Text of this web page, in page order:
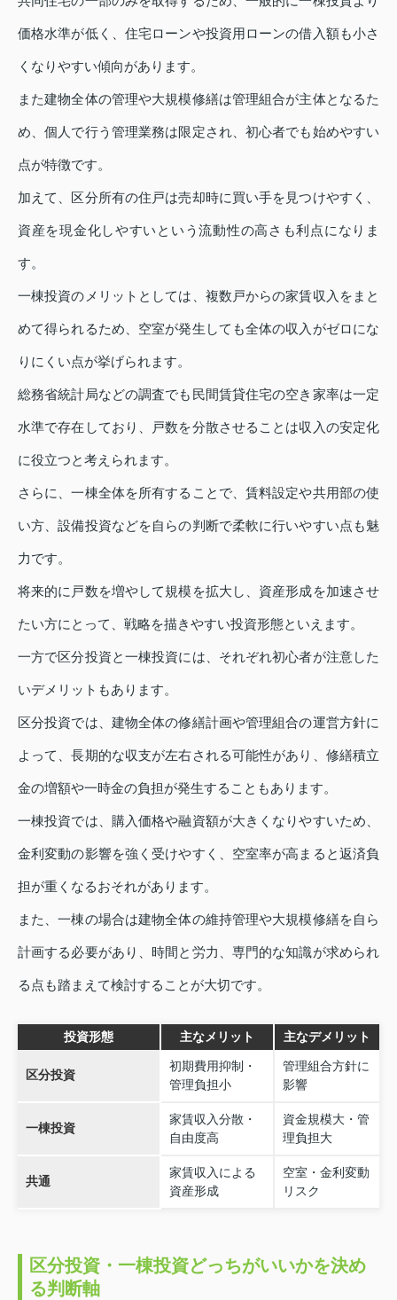
価格水準が低く、住宅ローンや投資用ローンの借入額も小さ
くなりやすい傾向があります。
また建物全体の管理や大規模修繕は管理組合が主体となるた
め、個人で行う管理業務は限定され、初心者でも始めやすい
点が特徴です。
加えて、区分所有の住戸は売却時に買い手を見つけやすく、
資産を現金化しやすいという流動性の高さも利点になりま
す。
一棟投資のメリットとしては、複数戸からの家賃収入をまと
めて得られるため、空室が発生しても全体の収入がゼロにな
りにくい点が挙げられます。
総務省統計局などの調査でも民間賃貸住宅の空き家率は一定
水準で存在しており、戸数を分散させることは収入の安定化
に役立つと考えられます。
さらに、一棟全体を所有することで、賃料設定や共用部の使
い方、設備投資などを自らの判断で柔軟に行いやすい点も魅
力です。
将来的に戸数を増やして規模を拡大し、資産形成を加速させ
たい方にとって、戦略を描きやすい投資形態といえます。
一方で区分投資と一棟投資には、それぞれ初心者が注意した
いデメリットもあります。
区分投資では、建物全体の修繕計画や管理組合の運営方針に
よって、長期的な収支が左右される可能性があり、修繕積立
金の増額や一時金の負担が発生することもあります。
一棟投資では、購入価格や融資額が大きくなりやすいため、
金利変動の影響を強く受けやすく、空室率が高まると返済負
担が重くなるおそれがあります。
また、一棟の場合は建物全体の維持管理や大規模修繕を自ら
計画する必要があり、時間と労力、専門的な知識が求められ
る点も踏まえて検討することが大切です。
投資形態 主なメリット 主なデメリット
区分投資
初期費用抑制・
管理負担小
管理組合方針に
影響
一棟投資
家賃収入分散・
自由度高
資金規模大・管
理負担大
共通
家賃収入による
資産形成
空室・金利変動
リスク
区分投資・一棟投資どっちがいいかを決め
る判断軸